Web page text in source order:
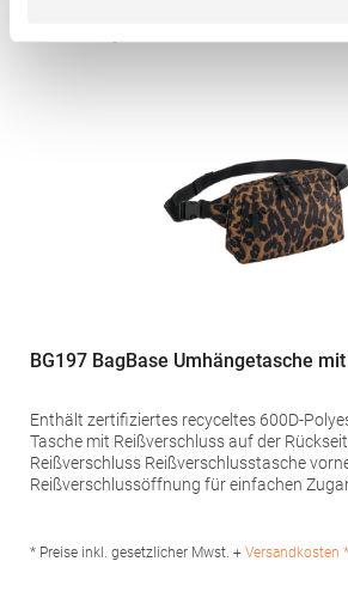
BG197 BagBase Umhängetasche
Enthält zertifiziertes recyceltes 600D-Polyester
Tasche mit Reißverschluss auf der Rückseite Hauptfach
Reißverschluss Reißverschlusstasche vorne Zwei-Wege-
Reißverschlussöffnung für einfachen Zugang
nicht waschbarAngaben zur
* Preise inkl. gesetzlicher Mwst. + Versandkosten *